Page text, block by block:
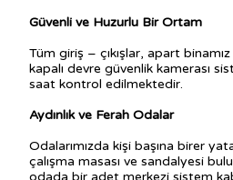
Güvenli ve Huzurlu Bir Ortam
Tüm giriş – çıkışlar, apart
kapalı devre güvenlik kamerası
saat kontrol edilmektedir.
Aydınlık ve Ferah Odalar
Odalarımızda kişi başına birer
çalışma masası ve sandalyesi
odada bir adet merkezi sistem